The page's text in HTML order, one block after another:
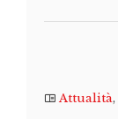
Attualità,